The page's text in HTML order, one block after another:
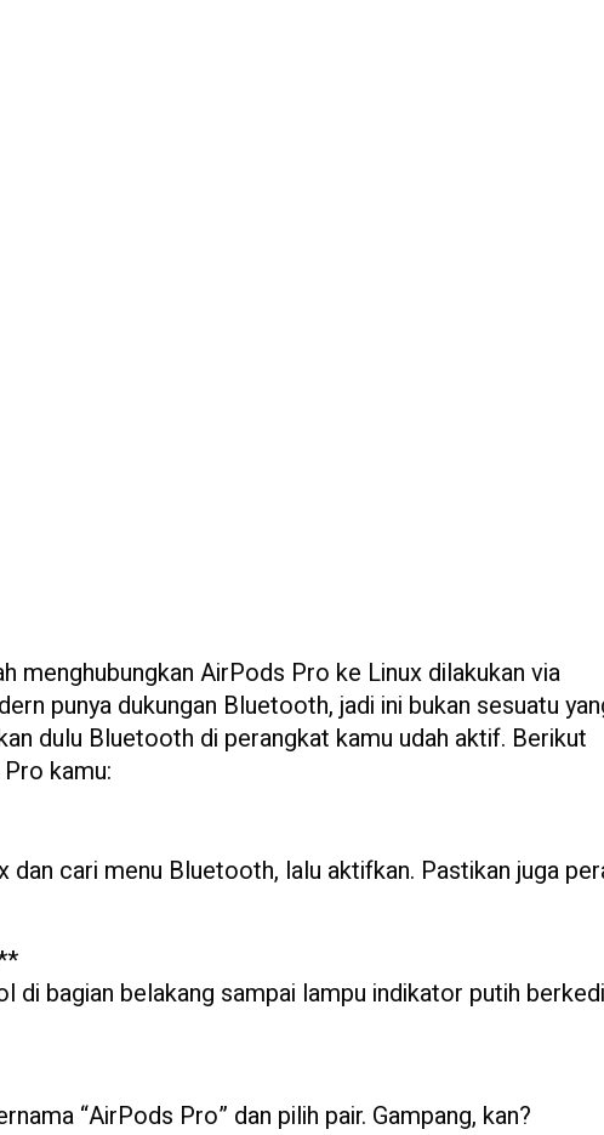
menghubungkan AirPods Pro ke Linux dilakukan via
punya dukungan Bluetooth, jadi ini bukan sesuatu
dulu Bluetooth di perangkat kamu udah aktif. Berikut
kamu:
cari menu Bluetooth, lalu aktifkan. Pastikan juga
bagian belakang sampai lampu indikator putih
“AirPods Pro” dan pilih pair. Gampang, kan?